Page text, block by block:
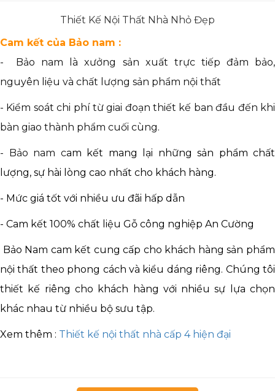
Thiết Kế Nội Thất Nhà Nhỏ Đẹp
Cam kết của Bảo nam :
- Bảo nam là xưởng sản xuất trực tiếp đảm bảo,
nguyên liệu và chất lượng sản phẩm nội thất
- Kiểm soát chi phí từ giai đoạn thiết kế ban đầu đến khi
bàn giao thành phẩm cuối cùng.
- Bảo nam cam kết mang lại những sản phẩm chất
lượng, sự hài lòng cao nhất cho khách hàng.
- Mức giá tốt với nhiều ưu đãi hấp dẫn
- Cam kết 100% chất liệu Gỗ công nghiệp An Cường
Bảo Nam cam kết cung cấp cho khách hàng sản phẩm
nội thất theo phong cách và kiểu dáng riêng. Chúng tôi
thiết kế riêng cho khách hàng với nhiều sự lựa chọn
khác nhau từ nhiều bộ sưu tập.
Xem thêm : Thiết kế nội thất nhà cấp 4 hiện đại